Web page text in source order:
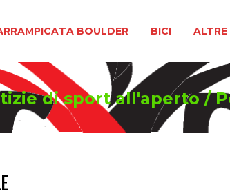
BOULDER BICI ALTRE
di sport all'aperto/